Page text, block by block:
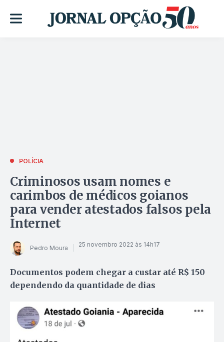
POLÍCIA
Criminosos usam nomes e
carimbos de médicos goianos
para vender atestados falsos pela
Internet
Pedro Moura 25 novembro 2022 às 14h17
Documentos podem chegar a custar até R$ 150
dependendo da quantidade de dias